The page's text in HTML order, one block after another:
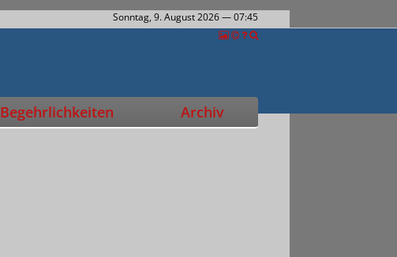
Sonntag, 9. August 2026— 07:45
Begehrlichkeiten Archiv